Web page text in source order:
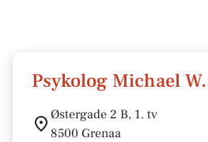
Psykolog Michael
Østergade 2 B, 1. tv
8500 Grenaa